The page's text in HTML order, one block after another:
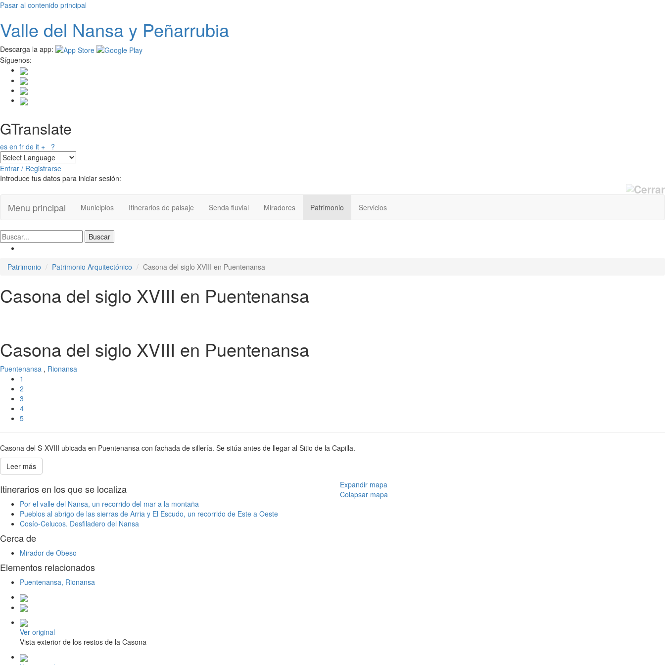
Pasar al contenido principal
Valle del Nansay Peñarrubia
Descarga la app:
Síguenos:
GTranslate
es en fr de it + ?
Entrar / Registrarse
Introduce tus datos para iniciar sesión:
Menu principal Municipios Itinerarios de paisaje Senda fluvial Miradores Patrimonio Servicios
Patrimonio Patrimonio Arquitectónico Casona del siglo XVIII en Puentenansa
Casona del siglo XVIII en Puentenansa
Casona del siglo XVIII en Puentenansa
Puentenansa , Rionansa
1
2
3
4
5
Casona del S-XVIII ubicada en Puentenansa con fachada de sillería. Se sitúa antes de llegar al Sitio de la Capilla.
Leer más
Itinerarios en los que se localiza
Por el valle del Nansa, un recorrido del mar a la montaña
Pueblos al abrigo de las sierras de Arria y El Escudo, un recorrido de Este a Oeste
Cosío-Celucos. Desfiladero del Nansa
Cerca de
Mirador de Obeso
Elementos relacionados
Puentenansa, Rionansa
Expandir mapa
Colapsar mapa
Ver original
Vista exterior de los restos de la Casona